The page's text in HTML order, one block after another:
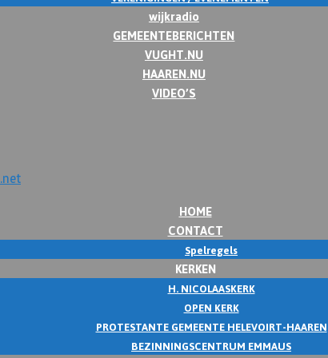
wijkradio
GEMEENTEBERICHTEN
VUGHT.NU
HAAREN.NU
VIDEO’S
HOME
CONTACT
Spelregels
KERKEN
H. NICOLAASKERK
OPEN KERK
PROTESTANTE GEMEENTE HELEVOIRT-HAAREN
BEZINNINGSCENTRUM EMMAUS